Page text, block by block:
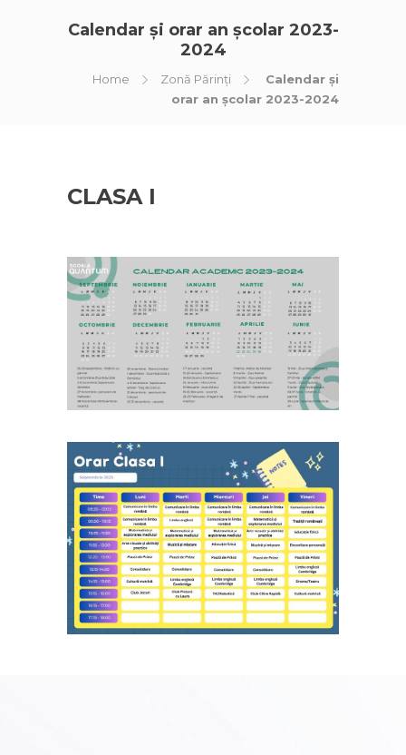
Calendar și orar an școlar 2023-
2024
Home Zonă Părinți
Calendar și
orar an școlar 2023-2024
CLASA I